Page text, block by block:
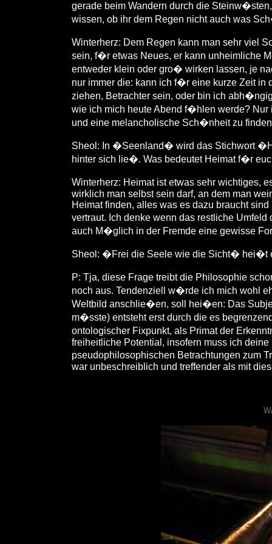
gerade beim Wandern durch die
wissen, ob ihr dem Regen nicht auch was
Winterherz: Dem Regen kann man sehr viel
sein, f�r etwas Neues, er kann unheimliche
entweder klein oder gro� wirken lassen, je
nur immer die: kann ich f�r eine kurze Zeit
ziehen, Betrachter sein, oder bin ich
wie ich mich heute Abend f�hlen werde?
und eine melancholische Sch�nheit zu
Sheol: In �Seenland� wird das Stichwort
hinter sich lie�. Was bedeutet Heimat f�r
Winterherz: Heimat ist etwas sehr wichtiges,
wirklich man selbst sein darf, an dem man
Heimat finden, alles was es dazu braucht
vertraut. Ich denke wenn das restliche
auch M�glich in der Fremde eine gewisse
Sheol: �Frei die Seele wie die Sicht� hei�t
P: Tja, diese Frage treibt die Philosophie
noch aus. Tendenziell w�rde ich mich wohl
Weltbild anschlie�en, soll hei�en: Das
m�sste) entsteht erst durch die es
ontologischer Fixpunkt, als Primat der
freiheitliche Potential, insofern muss ich
pseudophilosophischen Betrachtungen zum
war unbeschreiblich und treffender als mit